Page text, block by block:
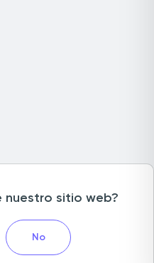
los derechos reservados
nuestro sitio web?
No